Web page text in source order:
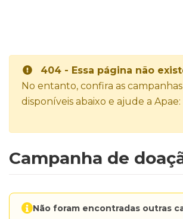
404 - Essa página não
No entanto, confira as
disponíveis abaixo e ajude a Apae:
Campanha de
Não foram encontradas outras